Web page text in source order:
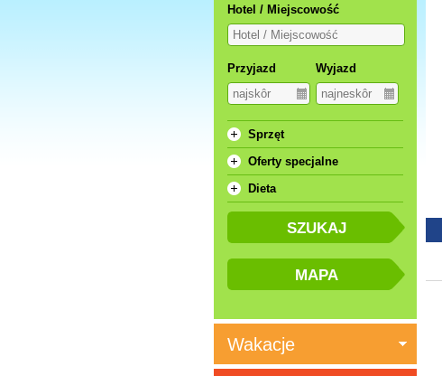
Hotel / Miejscowość
Przyjazd Wyjazd
Sprzęt
Oferty specjalne
Dieta
Wakacje